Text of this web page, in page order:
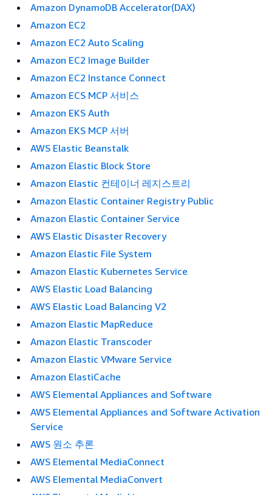
Amazon DynamoDB Accelerator(DAX)
Amazon EC2
Amazon EC2 Auto Scaling
Amazon EC2 Image Builder
Amazon EC2 Instance Connect
Amazon ECS MCP 서비스
Amazon EKS Auth
Amazon EKS MCP 서버
AWS Elastic Beanstalk
Amazon Elastic Block Store
Amazon Elastic 컨테이너 레지스트리
Amazon Elastic Container Registry Public
Amazon Elastic Container Service
AWS Elastic Disaster Recovery
Amazon Elastic File System
Amazon Elastic Kubernetes Service
AWS Elastic Load Balancing
AWS Elastic Load Balancing V2
Amazon Elastic MapReduce
Amazon Elastic Transcoder
Amazon Elastic VMware Service
Amazon ElastiCache
AWS Elemental Appliances and Software
AWS Elemental Appliances and Software Activation
Service
AWS 원소 추론
AWS Elemental MediaConnect
AWS Elemental MediaConvert